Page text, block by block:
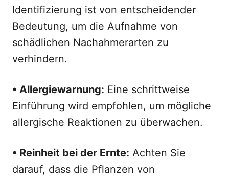
Identifizierung ist von entscheidender
Bedeutung, um die Aufnahme von
schädlichen Nachahmerarten zu
verhindern.
• Allergiewarnung: Eine schrittweise
Einführung wird empfohlen, um mögliche
allergische Reaktionen zu überwachen.
• Reinheit bei der Ernte: Achten Sie
darauf, dass die Pflanzen von